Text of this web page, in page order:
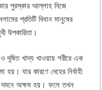
পুরস্কার আল্লাহ নিজে
প্রতিটি বিধান মানুষের
উপকারিতা।
দূষিত খাদ্য খাওয়ায় শরীরে এক
যার কারণে দেহের নির্বাহী
দমনে অক্ষম হয়। ফলে তখন